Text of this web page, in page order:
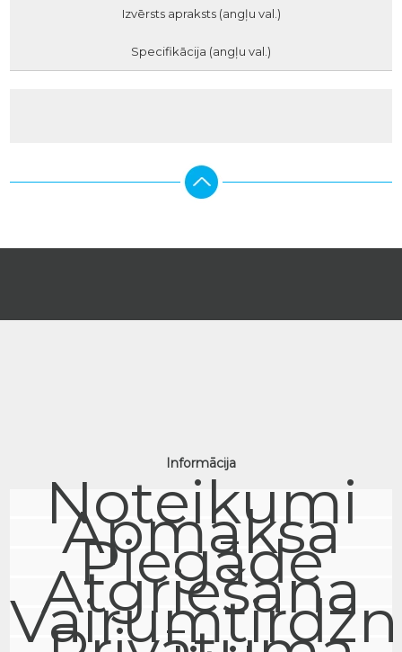
Izvērsts apraksts (angļu val.)
Specifikācija (angļu val.)
Informācija
Noteikumi
Apmaksa
Piegāde
Atgriešana